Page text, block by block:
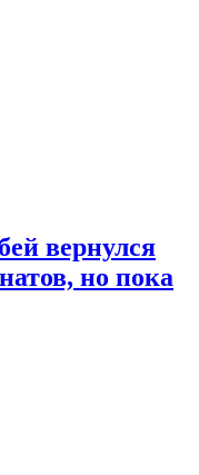
вернулся
но пока